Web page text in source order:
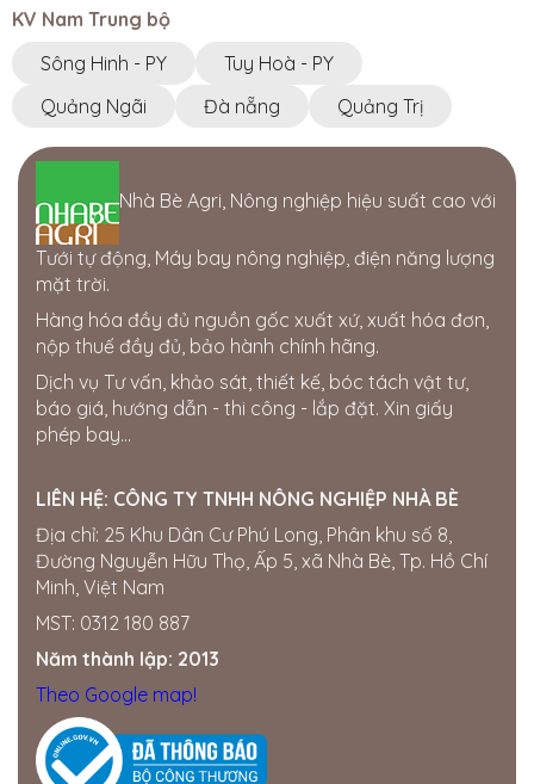
KV Nam Trung bộ
Sông Hinh - PY
Tuy Hoà - PY
Quảng Ngãi
Đà nẵng Quảng Trị
Nhà Bè Agri, Nông nghiệp hiệu suất cao với
Tưới tự động, Máy bay nông nghiệp, điện năng lượng
mặt trời.
Hàng hóa đầy đủ nguồn gốc xuất xứ, xuất hóa đơn,
nộp thuế đầy đủ, bảo hành chính hãng.
Dịch vụ Tư vấn, khảo sát, thiết kế, bóc tách vật tư,
báo giá, hướng dẫn - thi công - lắp đặt. Xin giấy
phép bay...
LIÊN HỆ: CÔNG TY TNHH NÔNG NGHIỆP NHÀ BÈ
Địa chỉ: 25 Khu Dân Cư Phú Long, Phân khu số 8,
Đường Nguyễn Hữu Thọ, Ấp 5, xã Nhà Bè, Tp. Hồ Chí
Minh, Việt Nam
MST: 0312 180 887
Năm thành lập: 2013
Theo Google map!